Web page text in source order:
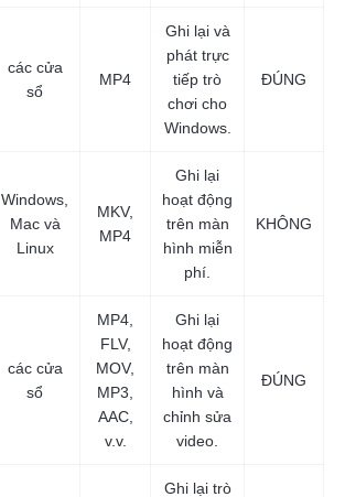
các cửa
sổ
MP4
Ghi lại và
phát trực
tiếp trò
chơi cho
Windows.
ĐÚNG
Windows,
Mac và
Linux
MKV,
MP4
Ghi lại
hoạt động
trên màn
hình miễn
phí.
KHÔNG
các cửa
sổ
MP4,
FLV,
MOV,
MP3,
AAC,
v.v.
Ghi lại
hoạt động
trên màn
hình và
chỉnh sửa
video.
ĐÚNG
Ghi lại trò